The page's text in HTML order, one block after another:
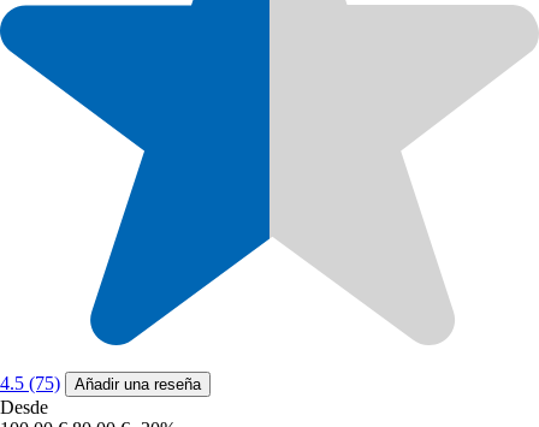
4.5 (75) Añadir una reseña
Desde